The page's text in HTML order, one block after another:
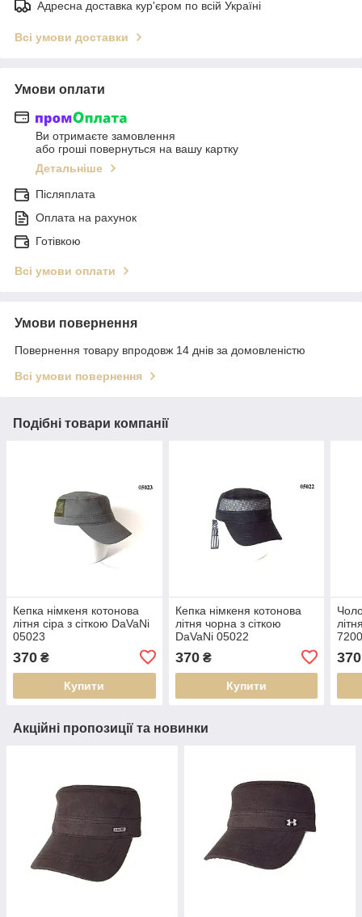
Адресна доставка кур'єром по всій Україні
Всі умови доставки
Умови оплати
Ви отримаєте замовлення
або гроші повернуться на вашу картку
Детальніше
Післяплата
Оплата на рахунок
Готівкою
Всі умови оплати
Умови повернення
Повернення товару впродовж 14 днів за домовленістю
Всі умови повернення
Подібні товари компанії
Кепка німкеня котонова
літня сіра з сіткою DaVaNi
05023
370 ₴
Купити
Кепка німкеня котонова
літня чорна з сіткою
DaVaNi 05022
370₴
Купити
370
Акційні пропозиції та новинки